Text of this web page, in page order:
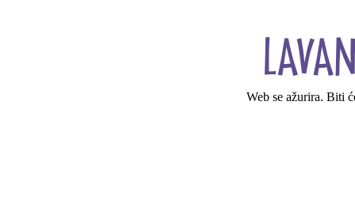
Web se ažurira. Biti